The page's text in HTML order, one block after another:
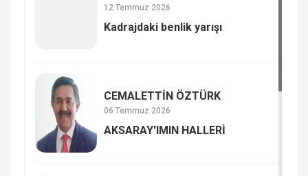
12 Temmuz 2026
Kadrajdaki benlik yarışı
CEMALETTİN ÖZTÜRK
06 Temmuz 2026
AKSARAY'IMIN HALLERİ